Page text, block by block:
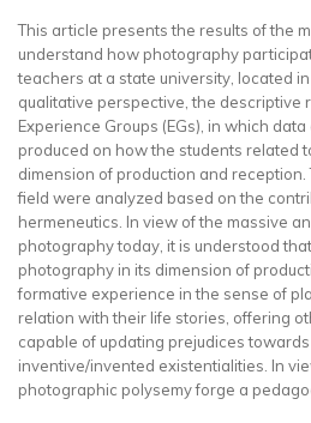
This article presents the results of the
understand how photography
teachers at a state university, located
qualitative perspective, the descriptive
Experience Groups (EGs), in which
produced on how the students related
dimension of production and
field were analyzed based on the
hermeneutics. In view of the massive
photography today, it is understood
photography in its dimension of
formative experience in the sense of
relation with their life stories, offering
capable of updating prejudices
inventive/invented existentialities. In
photographic polysemy forge a